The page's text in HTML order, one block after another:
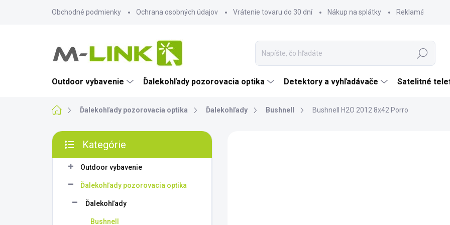
Obchodné podmienky Ochrana osobných údajov Vrátenie tovaru do 30 dní Nákup na splátky Reklamácia
Hľadať
Outdoor vybavenie Ďalekohľady pozorovacia optika Detektory a vyhľadávače Satelitné
DomovĎalekohľady pozorovacia optika Ďalekohľady Bushnell Bushnell H2O 2012 8x42 Porro
B
č
kategórie
Kategórie
Outdoor vybavenie
Ďalekohľady pozorovacia optika
Ďalekohľady
Bushnell